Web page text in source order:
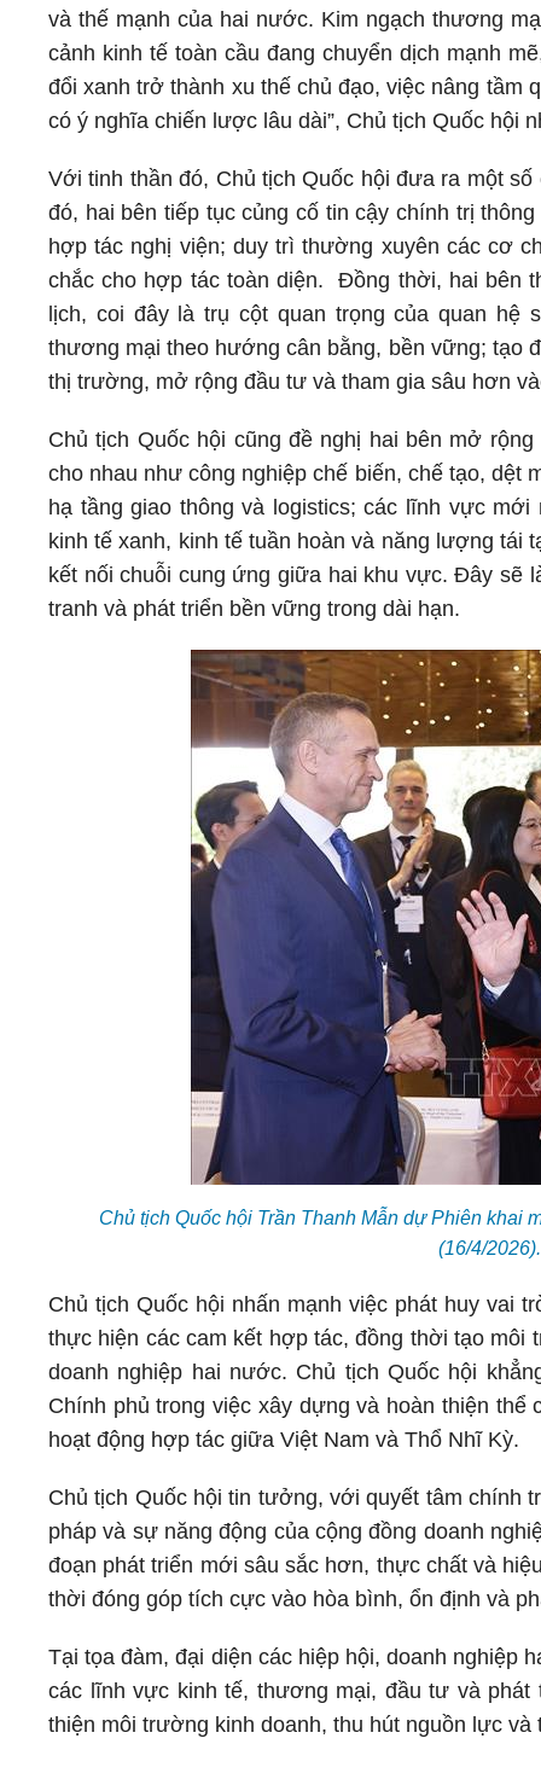
và thế mạnh của hai nước. Kim ngạch thương
cảnh kinh tế toàn cầu đang chuyển dịch mạnh
đổi xanh trở thành xu thế chủ đạo, việc nâng tầm
có ý nghĩa chiến lược lâu dài”, Chủ tịch Quốc hội
Với tinh thần đó, Chủ tịch Quốc hội đưa ra một
đó, hai bên tiếp tục củng cố tin cậy chính trị
hợp tác nghị viện; duy trì thường xuyên các cơ
chắc cho hợp tác toàn diện. Đồng thời, hai bên
lịch, coi đây là trụ cột quan trọng của quan hệ
thương mại theo hướng cân bằng, bền vững; tạo
thị trường, mở rộng đầu tư và tham gia sâu hơn
Chủ tịch Quốc hội cũng đề nghị hai bên mở
cho nhau như công nghiệp chế biến, chế tạo, dệt
hạ tầng giao thông và logistics; các lĩnh vực
kinh tế xanh, kinh tế tuần hoàn và năng lượng tái
kết nối chuỗi cung ứng giữa hai khu vực. Đây sẽ
tranh và phát triển bền vững trong dài hạn.
Chủ tịch Quốc hội Trần Thanh Mẫn dự Phiên khai
(16/4/
Chủ tịch Quốc hội nhấn mạnh việc phát huy vai
thực hiện các cam kết hợp tác, đồng thời tạo
doanh nghiệp hai nước. Chủ tịch Quốc hội
Chính phủ trong việc xây dựng và hoàn thiện
hoạt động hợp tác giữa Việt Nam và Thổ Nhĩ Kỳ.
Chủ tịch Quốc hội tin tưởng, với quyết tâm chính
pháp và sự năng động của cộng đồng doanh
đoạn phát triển mới sâu sắc hơn, thực chất và
thời đóng góp tích cực vào hòa bình, ổn định và
Tại tọa đàm, đại diện các hiệp hội, doanh nghiệp
các lĩnh vực kinh tế, thương mại, đầu tư và
thiện môi trường kinh doanh, thu hút nguồn lực và